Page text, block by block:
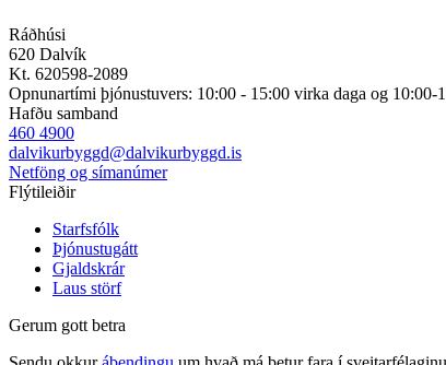
Ráðhúsi
620 Dalvík
Kt. 620598-2089
Opnunartími þjónustuvers: 10:00 - 15:00 virka daga og 10:00-
Hafðu samband
460 4900
dalvikurbyggd@dalvikurbyggd.is
Netföng og símanúmer
Flýtileiðir
Starfsfólk
Þjónustugátt
Gjaldskrár
Laus störf
Gerum gott betra